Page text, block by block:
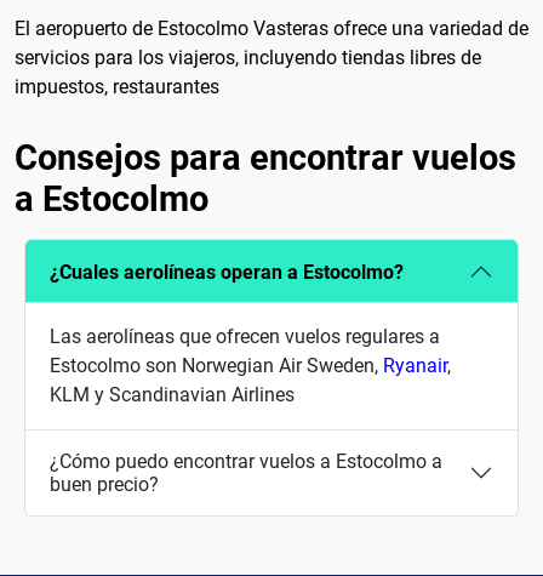
El aeropuerto de Estocolmo Vasteras ofrece una variedad de
servicios para los viajeros, incluyendo tiendas libres de
impuestos, restaurantes
Consejos para encontrar vuelos
a Estocolmo
¿Cuales aerolíneas operan a Estocolmo?
Las aerolíneas que ofrecen vuelos regulares a
Estocolmo son Norwegian Air Sweden, Ryanair,
KLM y Scandinavian Airlines
¿Cómo puedo encontrar vuelos a Estocolmo a
buen precio?